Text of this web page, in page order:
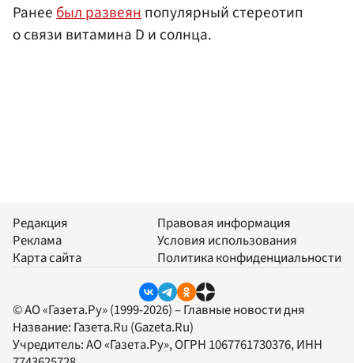
Ранеебыл развеянпопулярный стереотип
о связи витамина D и солнца.
Редакция
Реклама
Карта сайта
Правовая информация
Условия использования
Политика конфиденциальности
© АО «Газета.Ру» (1999-2026) – Главные новости дня
Название: Газета.Ru (Gazeta.Ru)
Учредитель:АО «Газета.Ру», ОГРН 1067761730376, ИНН